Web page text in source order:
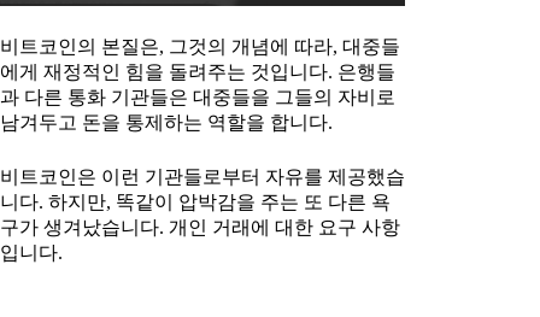
비트코인의 본질은, 그것의 개념에 따라, 대중들
에게 재정적인 힘을 돌려주는 것입니다. 은행들
과 다른 통화 기관들은 대중들을 그들의 자비로
남겨두고 돈을 통제하는 역할을 합니다.
비트코인은 이런 기관들로부터 자유를 제공했습
니다. 하지만, 똑같이 압박감을 주는 또 다른 욕
구가 생겨났습니다. 개인 거래에 대한 요구 사항
입니다.